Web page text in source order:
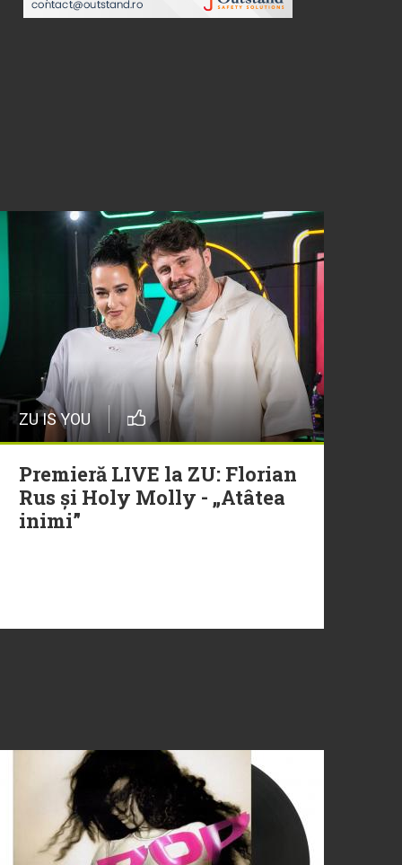
ZU IS YOU
Premieră LIVE la ZU: Florian
Rus și Holy Molly - „Atâtea
inimi”